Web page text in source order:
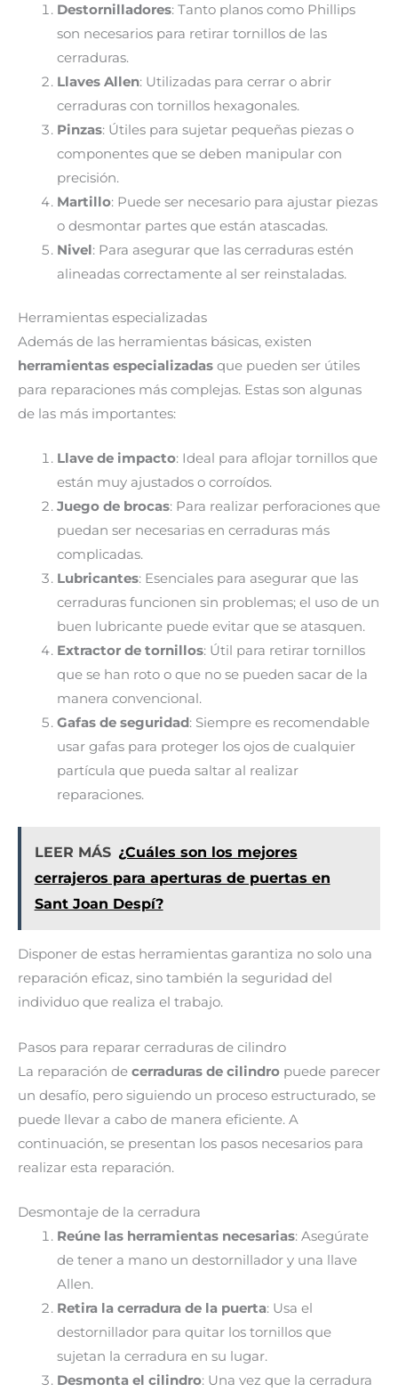
Destornilladores: Tanto planos como Phillips
son necesarios para retirar tornillos de las
cerraduras.
Llaves Allen: Utilizadas para cerrar o abrir
cerraduras con tornillos hexagonales.
Pinzas: Útiles para sujetar pequeñas piezas o
componentes que se deben manipular con
precisión.
Martillo: Puede ser necesario para ajustar piezas
o desmontar partes que están atascadas.
Nivel: Para asegurar que las cerraduras estén
alineadas correctamente al ser reinstaladas.
Herramientas especializadas
Además de las herramientas básicas, existen
herramientas especializadas que pueden ser útiles
para reparaciones más complejas. Estas son algunas
de las más importantes:
Llave de impacto: Ideal para aflojar tornillos que
están muy ajustados o corroídos.
Juego de brocas: Para realizar perforaciones que
puedan ser necesarias en cerraduras más
complicadas.
Lubricantes: Esenciales para asegurar que las
cerraduras funcionen sin problemas; el uso de un
buen lubricante puede evitar que se atasquen.
Extractor de tornillos: Útil para retirar tornillos
que se han roto o que no se pueden sacar de la
manera convencional.
Gafas de seguridad: Siempre es recomendable
usar gafas para proteger los ojos de cualquier
partícula que pueda saltar al realizar
reparaciones.
LEER MÁS ¿Cuáles son los mejores
cerrajeros para aperturas de puertas en
Sant Joan Despí?
Disponer de estas herramientas garantiza no solo una
reparación eficaz, sino también la seguridad del
individuo que realiza el trabajo.
Pasos para reparar cerraduras de cilindro
La reparación de cerraduras de cilindro puede parecer
un desafío, pero siguiendo un proceso estructurado, se
puede llevar a cabo de manera eficiente. A
continuación, se presentan los pasos necesarios para
realizar esta reparación.
Desmontaje de la cerradura
Reúne las herramientas necesarias: Asegúrate
de tener a mano un destornillador y una llave
Allen.
Retira la cerradura de la puerta: Usa el
destornillador para quitar los tornillos que
sujetan la cerradura en su lugar.
Desmonta el cilindro: Una vez que la cerradura